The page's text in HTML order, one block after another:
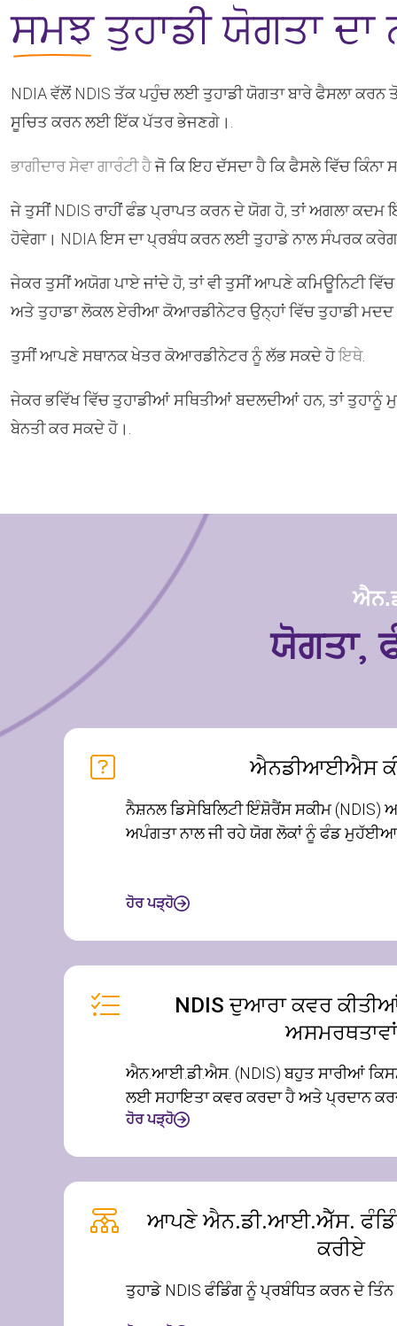
ਸਮਝਤੁਹਾਡੀ ਯੋਗਤਾ ਦਾ
NDIA ਵੱਲੋਂ NDIS ਤੱਕ ਪਹੁੰਚ ਲਈ ਤੁਹਾਡੀ ਯੋਗਤਾ ਬਾਰੇ ਫੈਸਲਾ ਕਰਨ
ਸੂਚਿਤ ਕਰਨ ਲਈ ਇੱਕ ਪੱਤਰ ਭੇਜਣਗੇ।.
ਭਾਗੀਦਾਰ ਸੇਵਾ ਗਾਰੰਟੀ ਹੈਜੋ ਕਿ ਇਹ ਦੱਸਦਾ ਹੈ ਕਿ ਫੈਸਲੇ ਵਿੱਚ ਕਿੰਨਾ
ਜੇ ਤੁਸੀਂ NDIS ਰਾਹੀਂ ਫੰਡ ਪ੍ਰਾਪਤ ਕਰਨ ਦੇ ਯੋਗ ਹੋ, ਤਾਂ ਅਗਲਾ ਕਦਮ
ਹੋਵੇਗਾ। NDIA ਇਸ ਦਾ ਪ੍ਰਬੰਧ ਕਰਨ ਲਈ ਤੁਹਾਡੇ ਨਾਲ ਸੰਪਰਕ
ਜੇਕਰ ਤੁਸੀਂ ਅਯੋਗ ਪਾਏ ਜਾਂਦੇ ਹੋ, ਤਾਂ ਵੀ ਤੁਸੀਂ ਆਪਣੇ ਕਮਿਊਨਿਟੀ
ਅਤੇ ਤੁਹਾਡਾ ਲੋਕਲ ਏਰੀਆ ਕੋਆਰਡੀਨੇਟਰ ਉਨ੍ਹਾਂ ਵਿੱਚ ਤੁਹਾਡੀ ਮਦਦ
ਤੁਸੀਂ ਆਪਣੇ ਸਥਾਨਕ ਖੇਤਰ ਕੋਆਰਡੀਨੇਟਰ ਨੂੰ ਲੱਭ ਸਕਦੇ ਹੋਇਥੇ.
ਜੇਕਰ ਭਵਿੱਖ ਵਿੱਚ ਤੁਹਾਡੀਆਂ ਸਥਿਤੀਆਂ ਬਦਲਦੀਆਂ ਹਨ, ਤਾਂ
ਬੇਨਤੀ ਕਰ ਸਕਦੇ ਹੋ।.
ਯੋਗਤਾ,
ਐਨਡੀਆਈਐਸ
ਨੈਸ਼ਨਲ ਡਿਸੇਬਿਲਿਟੀ ਇੰਸ਼ੋਰੈਂਸ ਸਕੀਮ (NDIS)
ਅਪੰਗਤਾ ਨਾਲ ਜੀ ਰਹੇ ਯੋਗ ਲੋਕਾਂ ਨੂੰ ਫੰਡ ਮੁਹੱਈਆ
ਹੋਰ ਪੜ੍ਹੋ
NDIS ਦੁਆਰਾ ਕਵਰ
ਅਸਮਰਥਤਾਵਾਂ
ਐਨ.ਆਈ.ਡੀ.ਐਸ. (NDIS) ਬਹੁਤ ਸਾਰੀਆਂ
ਲਈ ਸਹਾਇਤਾ ਕਵਰ ਕਰਦਾ ਹੈ ਅਤੇ ਪ੍ਰਦਾਨ
ਹੋਰ ਪੜ੍ਹੋ
ਆਪਣੇ ਐਨ.ਡੀ.ਆਈ.ਐੱਸ.
ਕਰੀਏ
ਤੁਹਾਡੇ NDIS ਫੰਡਿੰਗ ਨੂੰ ਪ੍ਰਬੰਧਿਤ ਕਰਨ ਦੇ
ਇਹ